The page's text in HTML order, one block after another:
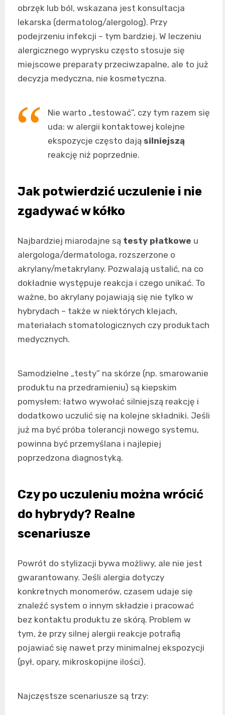
obrzęk lub ból, wskazana jest konsultacja
lekarska (dermatolog/alergolog). Przy
podejrzeniu infekcji – tym bardziej. W leczeniu
alergicznego wyprysku często stosuje się
miejscowe preparaty przeciwzapalne, ale to już
decyzja medyczna, nie kosmetyczna.
Nie warto „testować”, czy tym razem się
uda: w alergii kontaktowej kolejne
ekspozycje często dają silniejszą
reakcję niż poprzednie.
Jak potwierdzić uczulenie i nie
zgadywać w kółko
Najbardziej miarodajne są testy płatkowe u
alergologa/dermatologa, rozszerzone o
akrylany/metakrylany. Pozwalają ustalić, na co
dokładnie występuje reakcja i czego unikać. To
ważne, bo akrylany pojawiają się nie tylko w
hybrydach – także w niektórych klejach,
materiałach stomatologicznych czy produktach
medycznych.
Samodzielne „testy” na skórze (np. smarowanie
produktu na przedramieniu) są kiepskim
pomysłem: łatwo wywołać silniejszą reakcję i
dodatkowo uczulić się na kolejne składniki. Jeśli
już ma być próba tolerancji nowego systemu,
powinna być przemyślana i najlepiej
poprzedzona diagnostyką.
Czy po uczuleniu można wrócić
do hybrydy? Realne
scenariusze
Powrót do stylizacji bywa możliwy, ale nie jest
gwarantowany. Jeśli alergia dotyczy
konkretnych monomerów, czasem udaje się
znaleźć system o innym składzie i pracować
bez kontaktu produktu ze skórą. Problem w
tym, że przy silnej alergii reakcje potrafią
pojawiać się nawet przy minimalnej ekspozycji
(pył, opary, mikroskopijne ilości).
Najczęstsze scenariusze są trzy: